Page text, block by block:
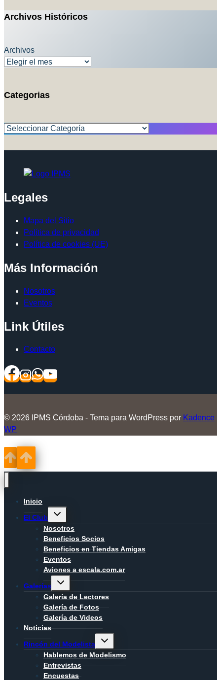
Archivos Históricos
Archivos
Categorias
Categorías
Legales
Mapa del Sitio
Política de privacidad
Política de cookies (UE)
Más Información
Nosotros
Eventos
Link Útiles
Contacto
© 2026 IPMS Córdoba - Tema para WordPress por Kadence
WP
Inicio
El Club
Alternar
hijo
Nosotros
Beneficios Socios
Beneficios en Tiendas Amigas
Eventos
Aviones a escala.com.ar
Galerías
Alternar
hijo
Galería de Lectores
Galería de Fotos
Galería de Videos
Noticias
Rincón del Modelista
Alternar
hijo
Hablemos de Modelismo
Entrevistas
Encuestas